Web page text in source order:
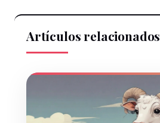
Artículos relacionados